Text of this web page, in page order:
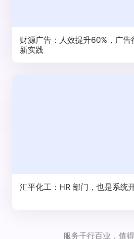
财源广告：人效提升60%，广
新实践
汇平化工：HR 部门，也是系统
服务千行百业，值